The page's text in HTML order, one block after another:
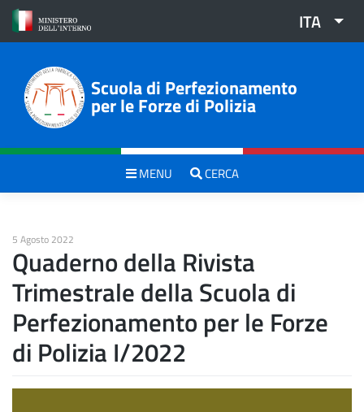
Skip
content
ITA
Scuola di Perfezionamento
per le Forze di Polizia
MENU CERCA
5 Agosto 2022
Quaderno della Rivista
Trimestrale della Scuola di
Perfezionamento per le Forze
di Polizia I/2022